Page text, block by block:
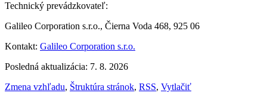
Technický prevádzkovateľ:
Galileo Corporation s.r.o., Čierna Voda 468, 925 06
Kontakt: Galileo Corporation s.r.o.
Posledná aktualizácia: 7. 8. 2026
Zmena vzhľadu, Štruktúra stránok, RSS, Vytlačiť